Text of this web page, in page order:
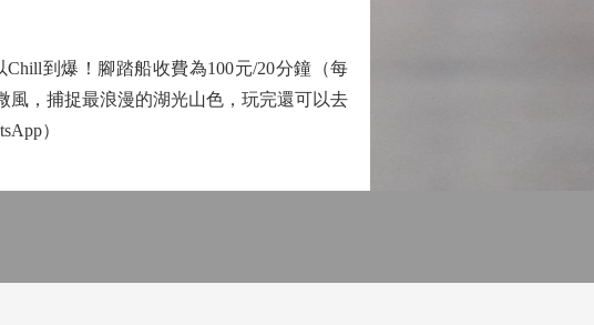
到爆！腳踏船收費為100元/20分鐘（每
風，捕捉最浪漫的湖光山色，玩完還可以去
）